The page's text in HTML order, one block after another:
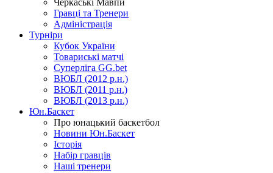
Черкаські Мавпи
Гравці та Тренери
Адміністрація
Турніри
Кубок України
Товариські матчі
Суперліга GG.bet
ВЮБЛ (2012 р.н.)
ВЮБЛ (2011 р.н.)
ВЮБЛ (2013 р.н.)
Юн.Баскет
Про юнацький баскетбол
Новини Юн.Баскет
Історія
Набір гравців
Наші тренери